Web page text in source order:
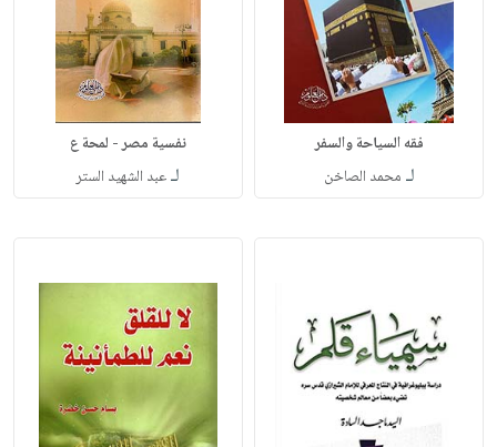
فقه السياحة والسفر
لـ محمد الصاخن
نفسية مصر - لمحة ع
لـعبد الشهيد الستر